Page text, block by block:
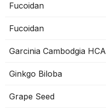
Fucoidan
Fucoidan
Garcinia Cambodgia HCA
Ginkgo Biloba
Grape Seed